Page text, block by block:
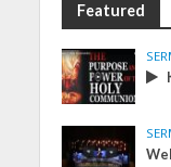
Featured